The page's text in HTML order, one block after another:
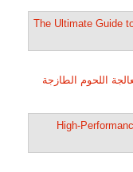
اللحوم الطازجة